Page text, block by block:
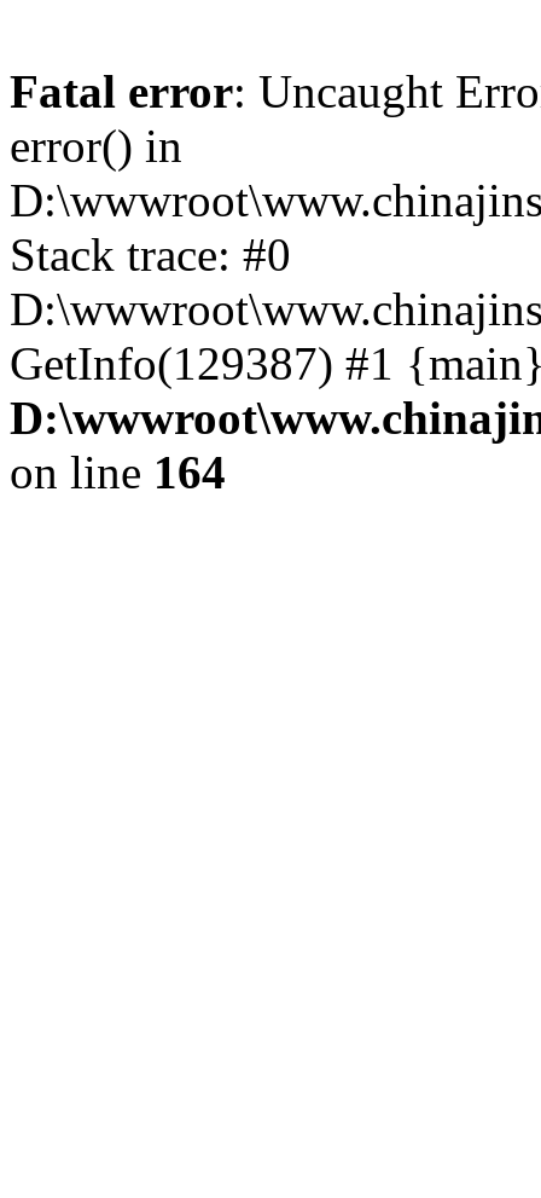
Fatal error: Uncaught
error() in
Stack trace: #0
GetInfo(129387) #1
on line 164